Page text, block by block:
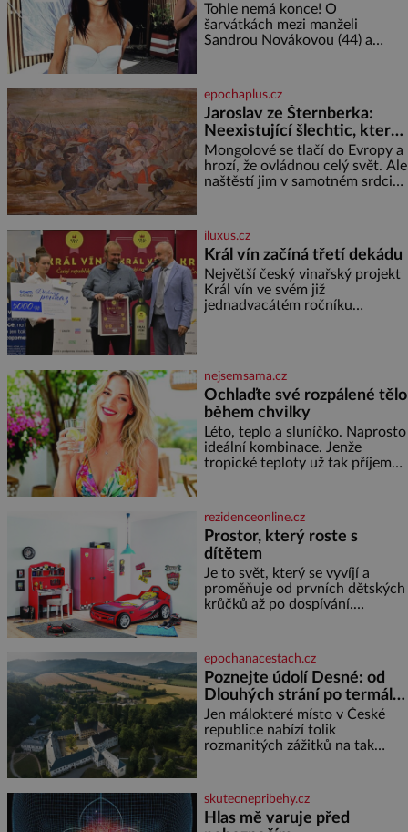
tělo!
Tohle nemá konce! O
šarvátkách mezi manželi
Sandrou Novákovou (44) a
by doufal, že horká zem u
herečky ze seriálu Ulice a
režiséra vychladne,
epochaplus.cz
Jaroslav ze Šternberka:
Neexistující šlechtic, který
z Moravy vyžene Mongoly
Mongolové se tlačí do Evropy a
hrozí, že ovládnou celý svět. Ale
naštěstí jim v samotném srdci
dobyvatelské hordy zastavit. Co
nedokáže žádná z asijských říší,
co nedokážou Němci – to
dokáže český král. Nebo že by
ne? Mongolové od roku 1223
postupují podél Kaspického a
iluxus.cz
Král vín začíná třetí dekádu
Největší český vinařský projekt
Král vín ve svém již
jednadvacátém ročníku
nejsemsama.cz
Ochlaďte své rozpálené tělo
během chvilky
Léto, teplo a sluníčko. Naprosto
ideální kombinace. Jenže
tropické teploty už tak příjemné
dyž se nám tropy zaryjí pod
kůži, hledáme úlevu v bazénu
nebo pomocí klimatizace. Jenže
ne vždycky můžeme být v jejich
blízkosti. Nemusíte však zoufat.
Pokud budete mít promyšlený
jídelníček, žadné pařáky si na
rezidenceonline.cz
Prostor, který roste s
dítětem
Je to svět, který se vyvíjí a
proměňuje od prvních dětských
krůčků až po dospívání.
soustředění i odpočinek a
reaguje na každou etapu života
a specifické potřeby dítěte. Pro
nejmenší je klíčová
jednoduchost, měkkost a
bezpečí, proto by pokoj
miminka měl působit především
epochanacestach.cz
Poznejte údolí Desné: od
Dlouhých strání po termální
prameny
Jen málokteré místo v České
republice nabízí tolik
rozmanitých zážitků na tak
jediného dne můžete
nahlédnout do útrob jedné z
nejvýznamnějších vodních
skutecnepribehy.cz
Hlas mě varuje před